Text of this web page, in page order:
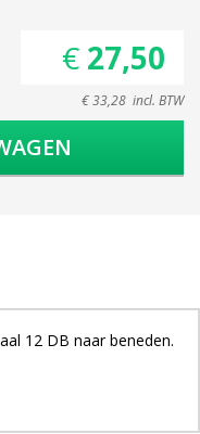
€ 27,50
€ 33,28 incl. BTW
12 DB naar beneden.